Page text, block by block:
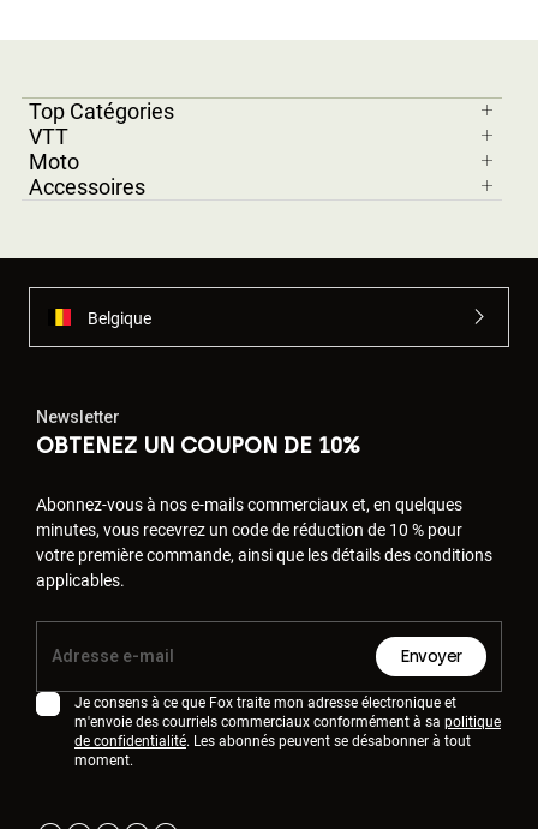
Top Catégories
VTT
Moto
Accessoires
Belgique
Newsletter
OBTENEZ UN COUPON DE 10%
Abonnez-vous à nos e-mails commerciaux et, en quelques
minutes, vous recevrez un code de réduction de 10 % pour
votre première commande, ainsi que les détails des conditions
applicables.
Envoyer
Je consens à ce que Fox traite mon adresse électronique et
m'envoie des courriels commerciaux conformément à sa politique
de confidentialité. Les abonnés peuvent se désabonner à tout
moment.